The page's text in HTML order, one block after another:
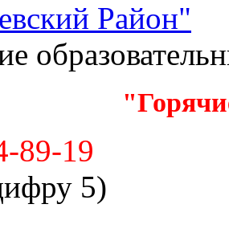
Район"
89-19
5)